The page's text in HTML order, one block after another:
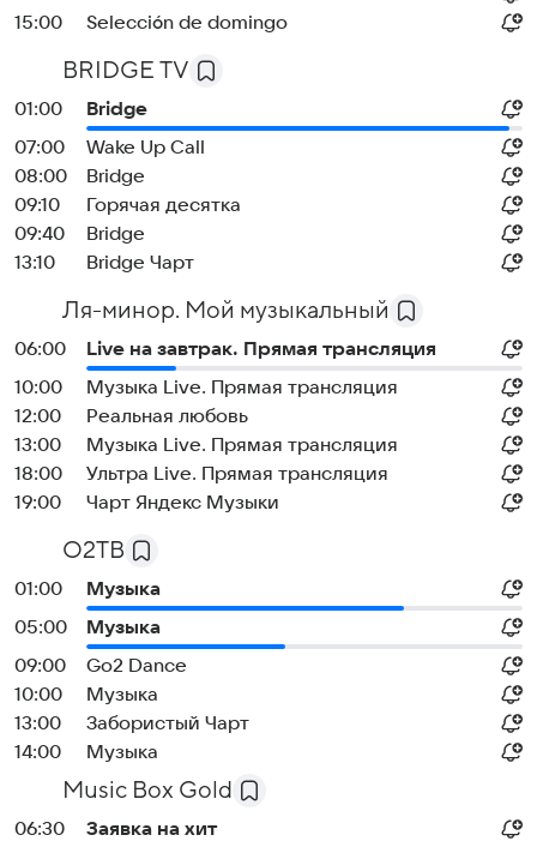
15:00
Selección de domingo
BRIDGE TV
01:00
Bridge
07:00
Wake Up Call
08:00
Bridge
09:10
Горячая десятка
09:40
Bridge
13:10
Bridge Чарт
Ля-минор. Мой музыкальный
06:00
Live на завтрак. Прямая трансляция
10:00
Музыка Live. Прямая трансляция
12:00
Реальная любовь
13:00
Музыка Live. Прямая трансляция
18:00
Ультра Live. Прямая трансляция
19:00
Чарт Яндекс Музыки
О2ТВ
01:00
Музыка
05:00
Музыка
09:00
Go2 Dance
10:00
Музыка
13:00
Забористый Чарт
14:00
Музыка
Music Box Gold
06:30
Заявка на хит